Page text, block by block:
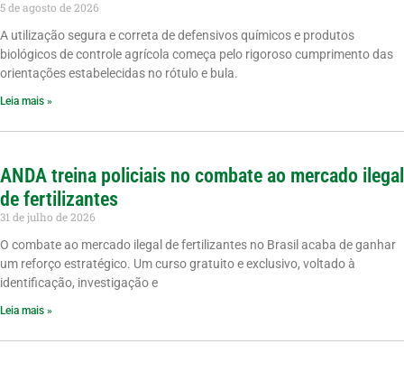
5 de agosto de 2026
A utilização segura e correta de defensivos químicos e produtos
biológicos de controle agrícola começa pelo rigoroso cumprimento das
orientações estabelecidas no rótulo e bula.
Leia mais »
ANDA treina policiais no combate ao mercado ilegal
de fertilizantes
31 de julho de 2026
O combate ao mercado ilegal de fertilizantes no Brasil acaba de ganhar
um reforço estratégico. Um curso gratuito e exclusivo, voltado à
identificação, investigação e
Leia mais »